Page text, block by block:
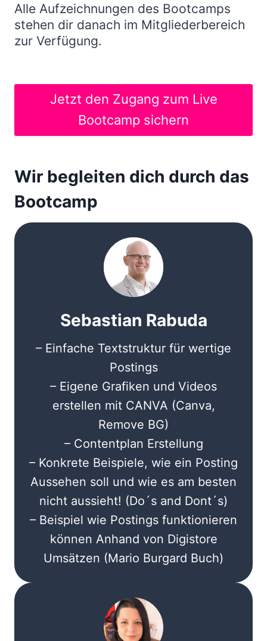
Alle Aufzeichnungen des Bootcamps
stehen dir danach im Mitgliederbereich
zur Verfügung.
Jetzt den Zugang zum Live
Bootcamp sichern
Wir begleiten dich durch das
Bootcamp
Sebastian Rabuda
– Einfache Textstruktur für wertige
Postings
– Eigene Grafiken und Videos
erstellen mit CANVA (Canva,
Remove BG)
– Contentplan Erstellung
– Konkrete Beispiele, wie ein Posting
Aussehen soll und wie es am besten
nicht aussieht! (Do´s and Dont´s)
– Beispiel wie Postings funktionieren
können Anhand von Digistore
Umsätzen (Mario Burgard Buch)